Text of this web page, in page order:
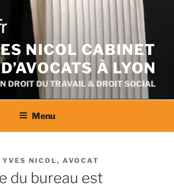
NICOL CABINET
D’AVOCATS À LYON
DROIT DU TRAVAIL & DROIT SOCIAL
Menu
YVES NICOL, AVOCAT
du bureau est